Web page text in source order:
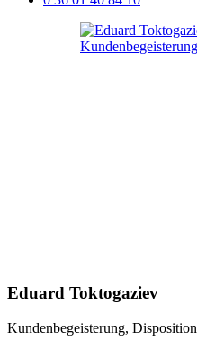
Eduard Toktogaziev
Kundenbegeisterung, Disposition